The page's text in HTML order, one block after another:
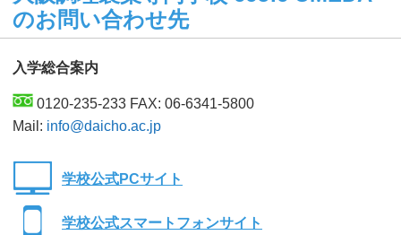
のお問い合わせ先
入学総合案内
0120-235-233 FAX: 06-6341-5800
Mail: info@daicho.ac.jp
学校公式PCサイト
学校公式スマートフォンサイト